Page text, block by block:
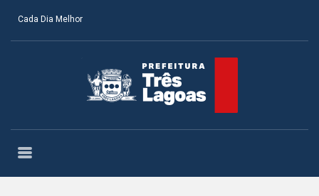
Cada Dia Melhor